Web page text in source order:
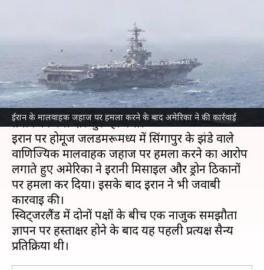
ईरान के मालवाहक जहाज पर हमला करने के बाद अमेरिका ने की कार्रवाई
07:41 am
क्या है खबर?
अमेरिकाऔरईरानके बीच शुक्रवार को एक बार फिर से
तनाव का नया दौर शुरू हो गया।
ईरान पर होर्मूज जलडमरूमध्य में सिंगापुर के झंडे वाले
वाणिज्यिक मालवाहक जहाज पर हमला करने का आरोप
लगाते हुए अमेरिका ने ईरानी मिसाइल और ड्रोन ठिकानों
पर हमला कर दिया। इसके बाद ईरान ने भी जवाबी
कार्रवाई की।
स्विट्जरलैंड में दोनों पक्षों के बीच एक नाजुक समझौता
ज्ञापन पर हस्ताक्षर होने के बाद यह पहली प्रत्यक्ष सैन्य